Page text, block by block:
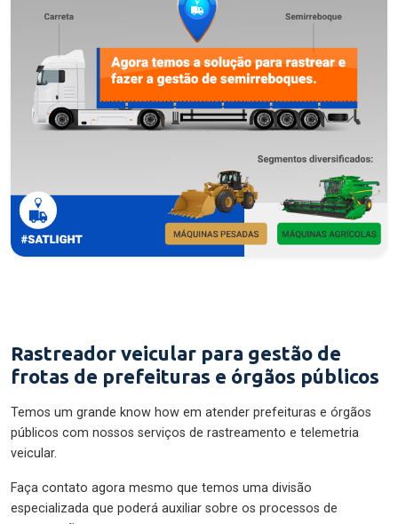
Rastreador veicular para gestão de
frotas de prefeituras e órgãos públicos
Temos um grande know how em atender prefeituras e órgãos
públicos com nossos serviços de rastreamento e telemetria
veicular.
Faça contato agora mesmo que temos uma divisão
especializada que poderá auxiliar sobre os processos de